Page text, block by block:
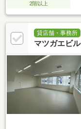
2階以上
貸店舗・事務所
マツガエビル